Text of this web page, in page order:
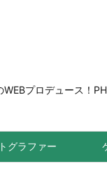
プロデュース！
グラファー